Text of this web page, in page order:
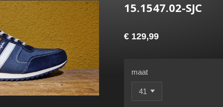
15.1547.02-SJC
€ 129,99
maat